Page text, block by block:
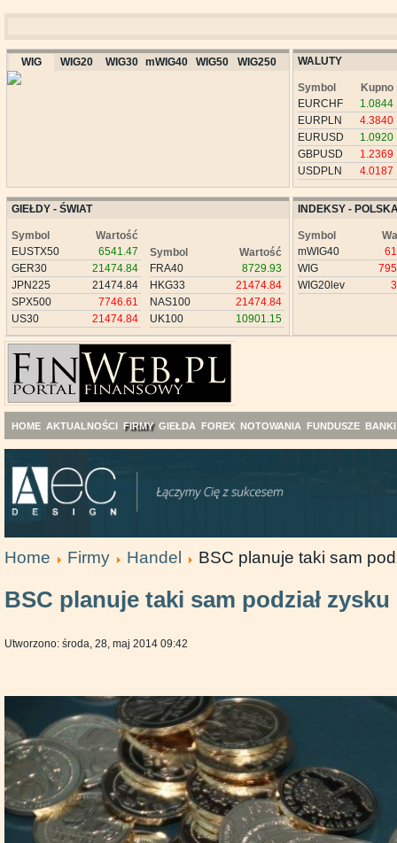
WIG WIG20 WIG30 mWIG40 WIG50 WIG250 WALUTY
Symbol
Kupno
EURCHF
1.0844
EURPLN
4.3840
EURUSD
1.0920
GBPUSD
1.2369
USDPLN
4.0187
GIEŁDY - ŚWIAT
Symbol
Wartość
EUSTX50
6541.47
GER30
21474.84
JPN225
21474.84
SPX500
7746.61
US30
21474.84
Symbol
Wartość
FRA40
8729.93
HKG33
21474.84
NAS100
21474.84
UK100
10901.15
INDEKSY -
Symbol
mWIG40
WIG
WIG20lev
HOME AKTUALNOŚCI FIRMY GIEŁDA FOREX NOTOWANIA FUNDUSZE BANKI
Home Firmy Handel BSC planuje taki sam
BSC planuje taki sam podział zysku
Utworzono: środa, 28, maj 2014 09:42